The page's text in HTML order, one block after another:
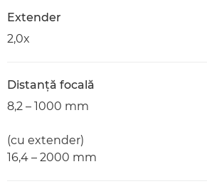
Extender
2,0x
Distanţă focală
8,2 – 1000 mm
(cu extender)
16,4 – 2000 mm